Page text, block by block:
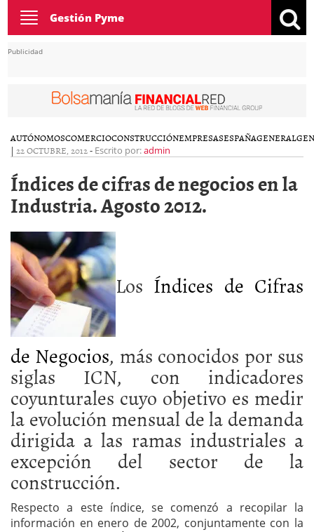
Toggle
navigation
Gestión Pyme
Publicidad
AUTÓNOMOSCOMERCIOCONSTRUCCIÓNEMPRESASESPAÑAGENERAL
| 22 OCTUBRE, 2012- Escrito por:admin
Índices de cifras de negocios en la
Industria. Agosto 2012.
Los Índices de Cifras
de Negocios, más conocidos por sus
siglas ICN, con indicadores
coyunturales cuyo objetivo es medir
la evolución mensual de la demanda
dirigida a las ramas industriales a
excepción del sector de la
construcción.
Respecto a este índice, se comenzó a recopilar la
información en enero de 2002, conjuntamente con la